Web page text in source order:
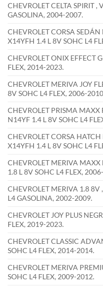
CHEVROLET CELTA SPIRIT
GASOLINA, 2004-2007.
CHEVROLET CORSA
X14YFH 1.4 L 8V SOHC L4
CHEVROLET ONIX EFFECT
FLEX, 2014-2023.
CHEVROLET MERIVA JOY
8V SOHC L4 FLEX, 2006-
CHEVROLET PRISMA MAXX
N14YF 1.4 L 8V SOHC L4
CHEVROLET CORSA
X14YFH 1.4 L 8V SOHC L4
CHEVROLET MERIVA MAXX
1.8 L 8V SOHC L4 FLEX,
CHEVROLET MERIVA 1.8 8V
L4 GASOLINA, 2002-2009.
CHEVROLET JOY PLUS
FLEX, 2019-2023.
CHEVROLET CLASSIC
SOHC L4 FLEX, 2014-2014.
CHEVROLET MERIVA
SOHC L4 FLEX, 2009-2012.